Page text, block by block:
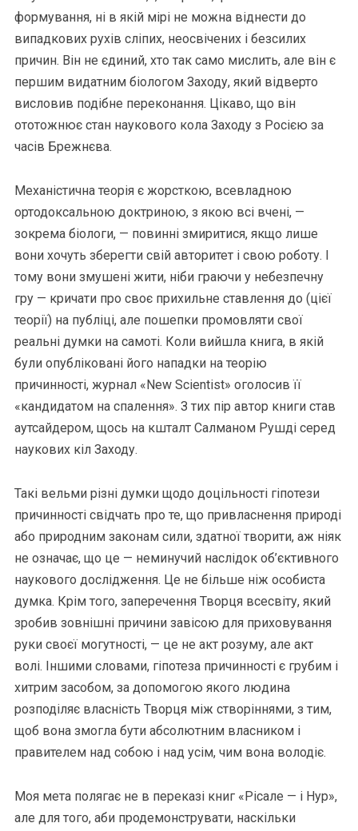
формування, ні в якій мірі не можна віднести до
випадкових рухів сліпих, неосвічених і безсилих
причин. Він не єдиний, хто так само мислить, але він є
першим видатним біологом Заходу, який відверто
висловив подібне переконання. Цікаво, що він
ототожнює стан наукового кола Заходу з Росією за
часів Брежнєва.
Механістична теорія є жорсткою, всевладною
ортодоксальною доктриною, з якою всі вчені, —
зокрема біологи, — повинні змиритися, якщо лише
вони хочуть зберегти свій авторитет і свою роботу. І
тому вони змушені жити, ніби граючи у небезпечну
гру — кричати про своє прихильне ставлення до (цієї
теорії) на публіці, але пошепки промовляти свої
реальні думки на самоті. Коли вийшла книга, в якій
були опубліковані його нападки на теорію
причинності, журнал «New Scientist» оголосив її
«кандидатом на спалення». З тих пір автор книги став
аутсайдером, щось на кшталт Салманом Рушді серед
наукових кіл Заходу.
Такі вельми різні думки щодо доцільності гіпотези
причинності свідчать про те, що привласнення природі
або природним законам сили, здатної творити, аж ніяк
не означає, що це — неминучий наслідок об’єктивного
наукового дослідження. Це не більше ніж особиста
думка. Крім того, заперечення Творця всесвіту, який
зробив зовнішні причини завісою для приховування
руки своєї могутності, — це не акт розуму, але акт
волі. Іншими словами, гіпотеза причинності є грубим і
хитрим засобом, за допомогою якого людина
розподіляє власність Творця між створіннями, з тим,
щоб вона змогла бути абсолютним власником і
правителем над собою і над усім, чим вона володіє.
Моя мета полягає не в переказі книг «Рісале — і Нур»,
але для того, аби продемонструвати, наскільки